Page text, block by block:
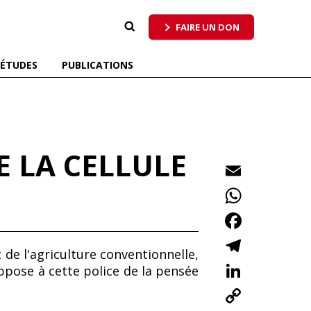
FAIRE UN DON
ÉTUDES PUBLICATIONS
LA CELLULE
de l'agriculture conventionnelle,
à cette police de la pensée